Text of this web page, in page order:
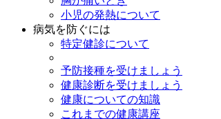
小児の発熱について
病気を防ぐには
特定健診について
予防接種を受けましょう
健康診断を受けましょう
健康についての知識
これまでの健康講座